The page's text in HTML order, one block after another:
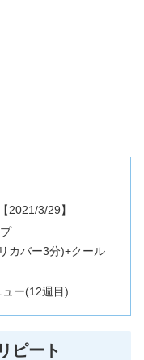
2021/3/29】
カバー3分)+クール
ー(12週目)
ピート